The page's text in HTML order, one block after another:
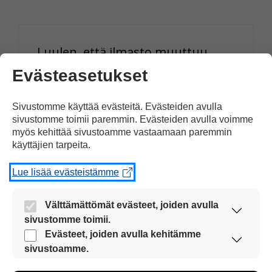
Luulen, että ilmasto muuttuu
ihmisen takia
saastumista
Vastaa
Ali saleh abed . Zaidi
30.03.2021 klo 11:34
Evästeasetukset
Sivustomme käyttää evästeitä. Evästeiden avulla
sivustomme toimii paremmin. Evästeiden avulla voimme
myös kehittää sivustoamme vastaamaan paremmin
käyttäjien tarpeita.
Lue lisää evästeistämme
Välttämättömät evästeet, joiden avulla
sivustomme toimii.
Nämä evästeet ovat aina käytössä, jotta
sivustoamme voi käyttää sujuvasti ja turvallisesti.
Evästeet, joiden avulla kehitämme
sivustoamme.